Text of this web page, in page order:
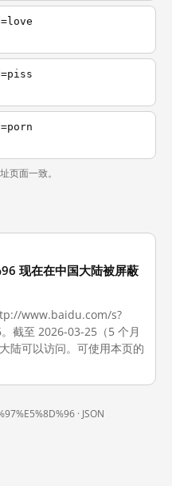
页面一致。
现在在中国大陆被屏蔽
www.baidu.com/s?
截至 2026-03-25（5 个月
陆可以访问。可使用本页的
· JSON